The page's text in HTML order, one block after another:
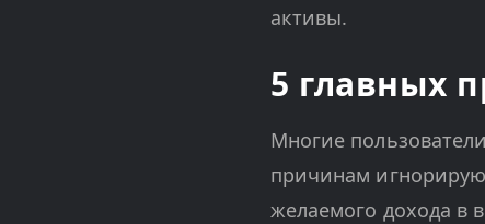
активы.
5 главных
Многие
причинам
желаемого дохода в